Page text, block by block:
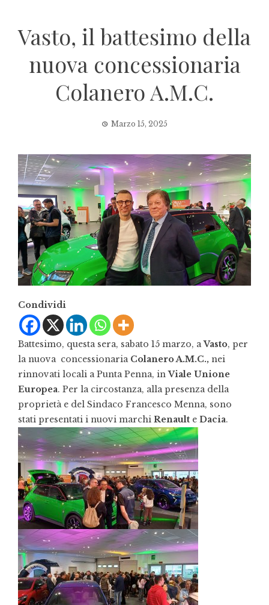
Vasto, il battesimo della
nuova concessionaria
Colanero A.M.C.
Marzo 15, 2025
Condividi
Battesimo, questa sera, sabato 15 marzo, aVasto, per
la nuova concessionaria Colanero A.M.C., nei
rinnovati locali a Punta Penna, inViale Unione
Europea. Per la circostanza, alla presenza della
proprietà e del Sindaco Francesco Menna, sono
stati presentati i nuovi marchi Renault e Dacia.